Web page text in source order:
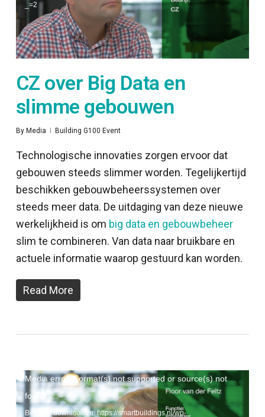
_=2
CZ over Big Data en
slimme gebouwen
By Media Building G100 Event
Technologische innovaties zorgen ervoor dat
gebouwen steeds slimmer worden. Tegelijkertijd
beschikken gebouwbeheerssystemen over
steeds meer data. De uitdaging van deze nieuwe
werkelijkheid is om big data en gebouwbeheer
slim te combineren. Van data naar bruikbare en
actuele informatie waarop gestuurd kan worden.
Read More
Videospeler
Media error: Format(s) not supported or source(s) not
found
Bestand downloaden: https://smartbuildings.nl/wp-